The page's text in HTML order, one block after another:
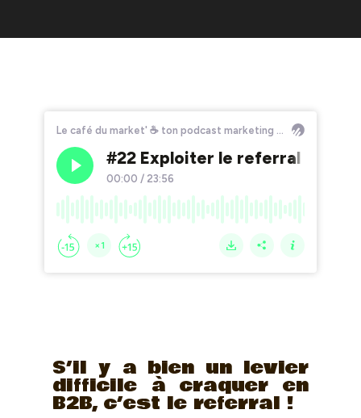
S’il y a bien un levier
difficile à craquer en
B2B, c’est le referral !